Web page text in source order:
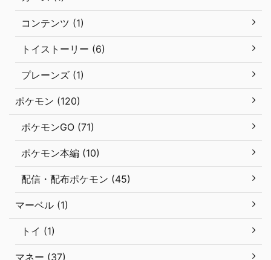
コンテンツ (1)
トイストーリー (6)
プレーンズ (1)
ポケモン (120)
ポケモンGO (71)
ポケモン本編 (10)
配信・配布ポケモン (45)
マーベル (1)
トイ (1)
マネー (37)